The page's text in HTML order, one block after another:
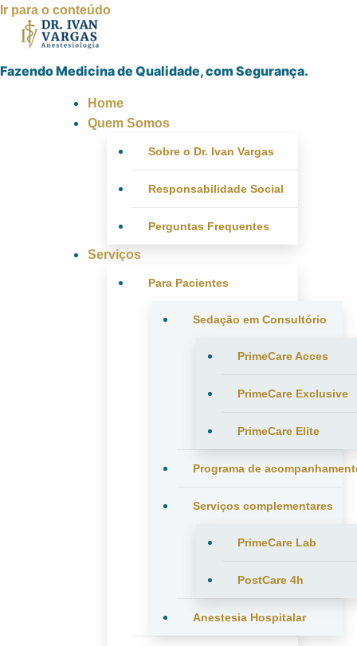
Ir para o conteúdo
Fazendo Medicina de Qualidade, com Segurança.
Home
Quem Somos
Sobre o Dr. Ivan Vargas
Responsabilidade Social
Perguntas Frequentes
Serviços
Para Pacientes
Sedação em Consultório
PrimeCare Acces
PrimeCare Exclusive
PrimeCare Elite
Programa de
Serviços complementares
PrimeCare Lab
PostCare 4h
Anestesia Hospitalar